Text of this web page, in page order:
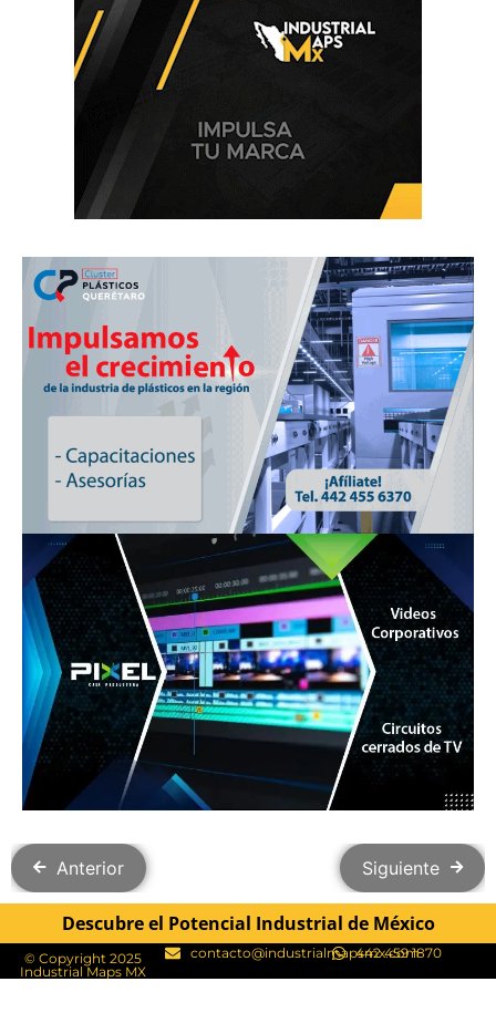
Anterior Siguiente
Descubre el Potencial Industrial de México
© Copyright 2025
Industrial Maps MX​
contacto@industrialmapsmx.com
442 459 1870